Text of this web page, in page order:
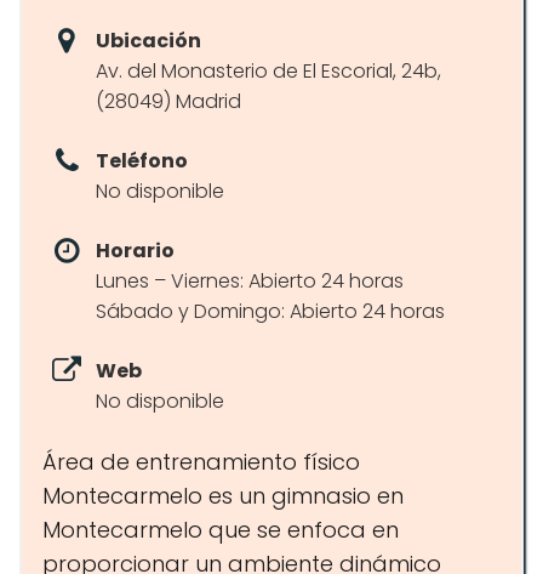
Ubicación
Av. del Monasterio de El Escorial, 24b,
(28049) Madrid
Teléfono
No disponible
Horario
Lunes – Viernes: Abierto 24 horas
Sábado y Domingo: Abierto 24 horas
Web
No disponible
Área de entrenamiento físico
Montecarmelo es un gimnasio en
Montecarmelo que se enfoca en
proporcionar un ambiente dinámico